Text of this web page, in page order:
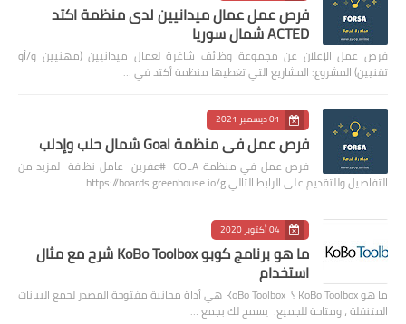
فرص عمل عمال ميدانيين لدى منظمة اكتد
ACTED شمال سوريا
فرص عمل الإعلان عن مجموعة وظائف شاغرة لعمال ميدانيين (مهنيين و/أو
تقنيين) المشروع: المشاريع التي تغطيها منظمة أكتد في …
01 ديسمبر 2021
فرص عمل في منظمة Goal شمال حلب وإدلب
فرص عمل في منظمة GOLA #عفرين عامل نظافة لمزيد من
التفاصيل وللتقديم على الرابط التالي https://boards.greenhouse.io/g…
04 أكتوبر 2020
ما هو برنامج كوبو KoBo Toolbox شرح مع مثال
استخدام
ما هو KoBo Toolbox ؟ KoBo Toolbox هي أداة مجانية مفتوحة المصدر لجمع البيانات
المتنقلة ، ومتاحة للجميع. يسمح لك بجمع …